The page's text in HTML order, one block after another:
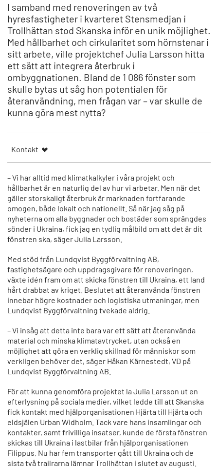
I samband med renoveringen av två
hyresfastigheter i kvarteret Stensmedjan i
Trollhättan stod Skanska inför en unik möjlighet.
Med hållbarhet och cirkularitet som hörnstenar i
sitt arbete, ville projektchef Julia Larsson hitta
ett sätt att integrera återbruk i
ombyggnationen. Bland de 1 086 fönster som
skulle bytas ut såg hon potentialen för
återanvändning, men frågan var – var skulle de
kunna göra mest nytta?
Kontakt
– Vi har alltid med klimatkalkyler i våra projekt och
hållbarhet är en naturlig del av hur vi arbetar. Men när det
gäller storskaligt återbruk är marknaden fortfarande
omogen, både lokalt och nationellt. Så när jag såg på
nyheterna om alla byggnader och bostäder som sprängdes
sönder i Ukraina, fick jag en tydlig målbild om att det är dit
fönstren ska, säger Julia Larsson.
Med stöd från Lundqvist Byggförvaltning AB,
fastighetsägare och uppdragsgivare för renoveringen,
växte idén fram om att skicka fönstren till Ukraina, ett land
hårt drabbat av kriget. Beslutet att återanvända fönstren
innebar högre kostnader och logistiska utmaningar, men
Lundqvist Byggförvaltning tvekade aldrig.
– Vi insåg att detta inte bara var ett sätt att återanvända
material och minska klimatavtrycket, utan också en
möjlighet att göra en verklig skillnad för människor som
verkligen behöver det, säger Håkan Kärnestedt, VD på
Lundqvist Byggförvaltning AB.
För att kunna genomföra projektet la Julia Larsson ut en
efterlysning på sociala medier, vilket ledde till att Skanska
fick kontakt med hjälporganisationen Hjärta till Hjärta och
eldsjälen Urban Widholm. Tack vare hans insamlingar och
kontakter, samt frivilliga insatser, kunde de första fönstren
skickas till Ukraina i lastbilar från hjälporganisationen
Filippus. Nu har fem transporter gått till Ukraina och de
sista två trailrarna lämnar Trollhättan i slutet av augusti.